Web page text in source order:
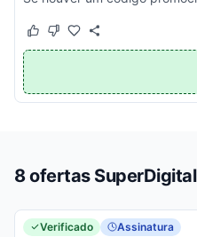
Este cupom funcionou
Este cupom não funcionou
8 ofertas SuperDigital
Verificado Assinatura